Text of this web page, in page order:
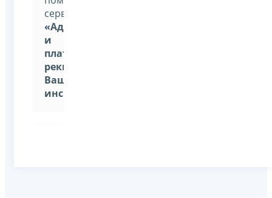
сервиса:
«Адрес
и
платежные
реквизиты
Вашей
инспекции».